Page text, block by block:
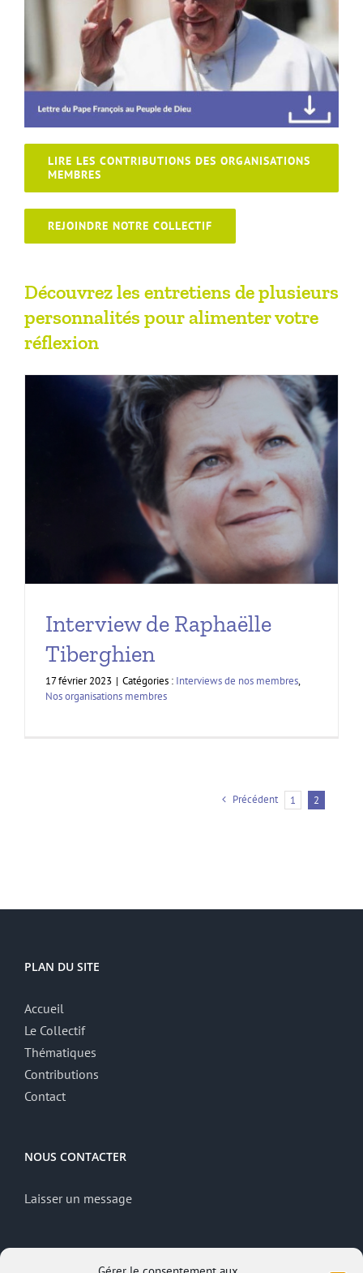
LIRE LES CONTRIBUTIONS DES ORGANISATIONS
MEMBRES
REJOINDRE NOTRE COLLECTIF
Découvrez les entretiens de plusieurs
personnalités pour alimenter votre
réflexion
Interview de Raphaëlle
Tiberghien
17 février 2023 | Catégories : Interviews de nos membres,
Nos organisations membres
Précédent 1 2
PLAN DU SITE
Accueil
Le Collectif
Thématiques
Contributions
Contact
NOUS CONTACTER
Laisser un message